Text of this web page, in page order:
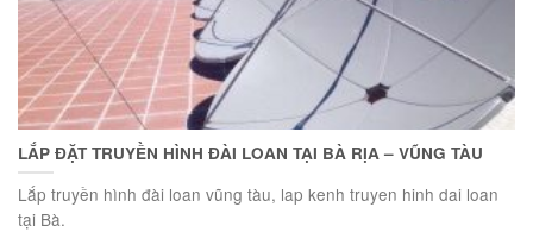
LẮP ĐẶT TRUYỀN HÌNH ĐÀI LOAN TẠI BÀ RỊA – VŨNG TÀU
Lắp truyền hình đài loan vũng tàu, lap kenh truyen hinh dai loan
tại Bà.